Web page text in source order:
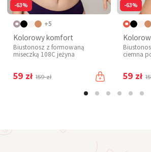
-63%
+5
Kolorowy komfort
Biustonosz z formowaną
miseczką 108C jeżyna
59 zł 159 zł
-63%
ciemna
59 zł